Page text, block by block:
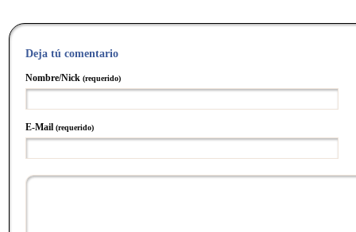
Deja tú comentario
Nombre/Nick (requerido)
E-Mail (requerido)